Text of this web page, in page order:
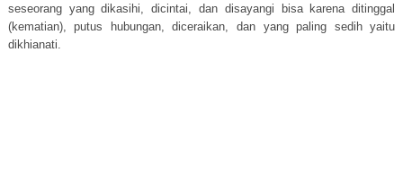
seseorang yang dikasihi, dicintai, dan disayangi bisa karena ditinggal
(kematian), putus hubungan, diceraikan, dan yang paling sedih yaitu
dikhianati.